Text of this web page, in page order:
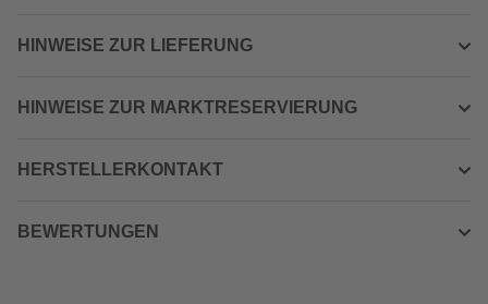
HINWEISE ZUR LIEFERUNG
HINWEISE ZUR MARKTRESERVIERUNG
HERSTELLERKONTAKT
BEWERTUNGEN